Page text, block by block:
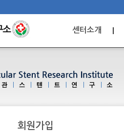
센터소개
회원가입